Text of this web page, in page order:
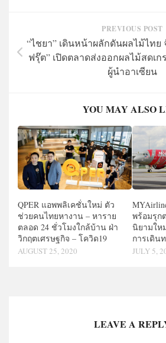
PREVIOUS POST
“ไชยา” เดินหน้าผลักดันผลไม้ไท
ฟรุ๊ต” เปิดตลาดส่งออกผลไม้สดเ
ผู้นำอาเซียน
YOU MAY ALSO
QPER แอพพลิเคชั่นใหม่ ตัว
ช่วยคนไทยหางาน – หาราย
ตลอด 24 ชั่วโมงใกล้บ้าน ฝ่า
วิกฤตเศรษฐกิจ – โควิด19
AUGUST 25, 2020
พร้อมรุก
นิยามให
การเดิน
JULY 5,
LEAVE A